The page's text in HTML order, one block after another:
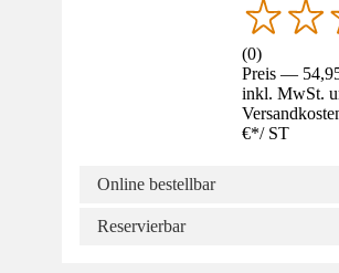
(0)
Preis —
inkl. MwSt.
€*/ ST
Online bestellbar
Reservierbar